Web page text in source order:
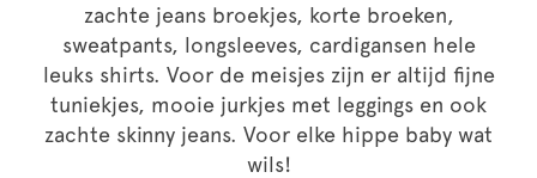
zachte jeans broekjes, korte broeken,
sweatpants, longsleeves, cardigansen hele
leuks shirts. Voor de meisjes zijn er altijd fijne
tuniekjes, mooie jurkjes met leggings en ook
zachte skinny jeans. Voor elke hippe baby wat
wils!